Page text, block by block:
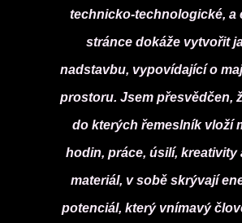
technicko-technologické, a
stránce dokáže vytvořit
nadstavbu, vypovídající o
prostoru. Jsem přesvědčen,
do kterých řemeslník vloží
hodin, práce, úsilí, kreativity
materiál, v sobě skrývají
potenciál, který vnímavý